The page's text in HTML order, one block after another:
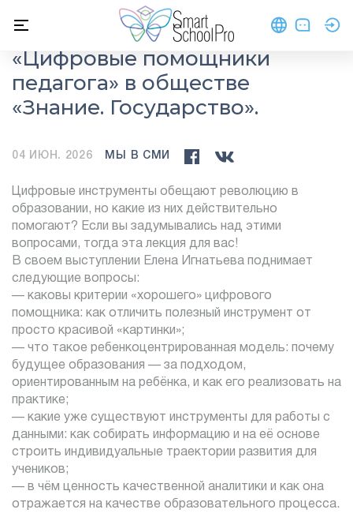
Лекция Елены Игнатьевой
«Цифровые помощники
педагога» в обществе
«Знание. Государство».
04 ИЮН. 2026 МЫ В СМИ
Цифровые инструменты обещают революцию в
образовании, но какие из них действительно
помогают? Если вы задумывались над этими
вопросами, тогда эта лекция для вас!
В своем выступлении Елена Игнатьева поднимает
следующие вопросы:
— каковы критерии «хорошего» цифрового
помощника: как отличить полезный инструмент от
просто красивой «картинки»;
— что такое ребенкоцентрированная модель: почему
будущее образования — за подходом,
ориентированным на ребёнка, и как его реализовать на
практике;
— какие уже существуют инструменты для работы с
данными: как собирать информацию и на её основе
строить индивидуальные траектории развития для
учеников;
— в чём ценность качественной аналитики и как она
отражается на качестве образовательного процесса.